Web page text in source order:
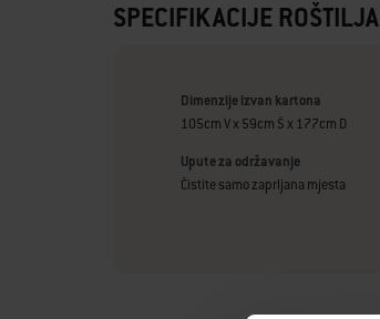
SPECIFIKACIJE ROŠTILJA
Dimenzije izvan kartona
105cm V x 59cm Š x 177cm D
Upute za održavanje
Čistite samo zaprljana mjesta